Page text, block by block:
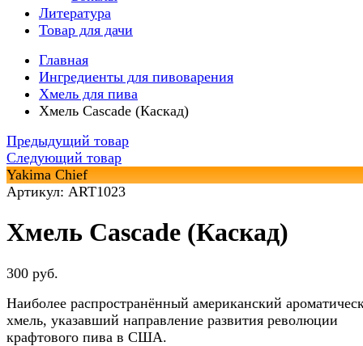
Литература
Товар для дачи
Главная
Ингредиенты для пивоварения
Хмель для пива
Хмель Cascade (Каскад)
Предыдущий товар
Следующий товар
Yakima Chief
Артикул: ART1023
Хмель Cascade (Каскад)
300 руб.
Наиболее распространённый американский
хмель, указавший направление развития революции
крафтового пива в США.